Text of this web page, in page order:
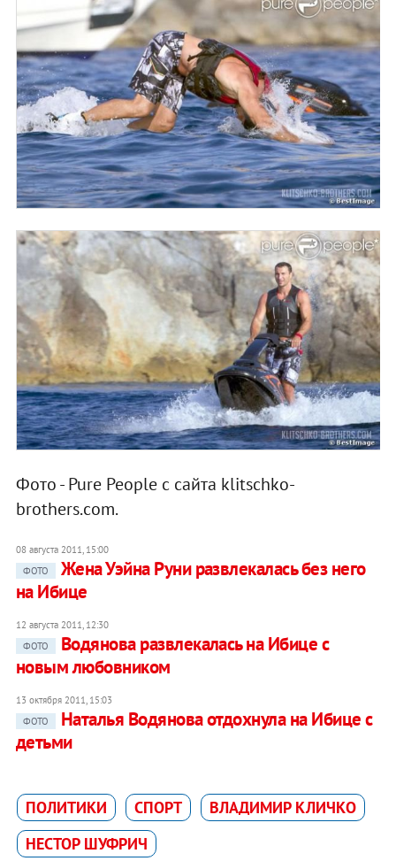
Фото - Pure People с сайта klitschko-
brothers.com.
08 августа 2011, 15:00
ФОТО
Жена Уэйна Руни развлекалась без него
на Ибице
12 августа 2011, 12:30
ФОТО
Водянова развлекалась на Ибице с
новым любовником
13 октября 2011, 15:03
ФОТО
Наталья Водянова отдохнула на Ибице с
детьми
ПОЛИТИКИ СПОРТ
ВЛАДИМИР КЛИЧКО
НЕСТОР ШУФРИЧ